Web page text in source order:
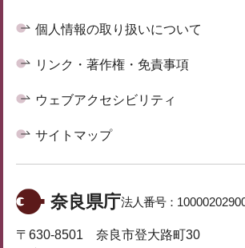
個人情報の取り扱いについて
リンク・著作権・免責事項
ウェブアクセシビリティ
サイトマップ
奈良県庁法人番号：
〒630-8501 奈良市登大路町30